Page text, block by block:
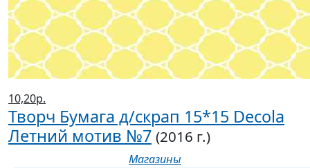
10,20р.
Творч Бумага д/скрап 15*15 Decola
Летний мотив №7 (2016 г.)
Магазины